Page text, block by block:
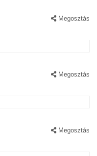
Megosztás
Megosztás
Megosztás